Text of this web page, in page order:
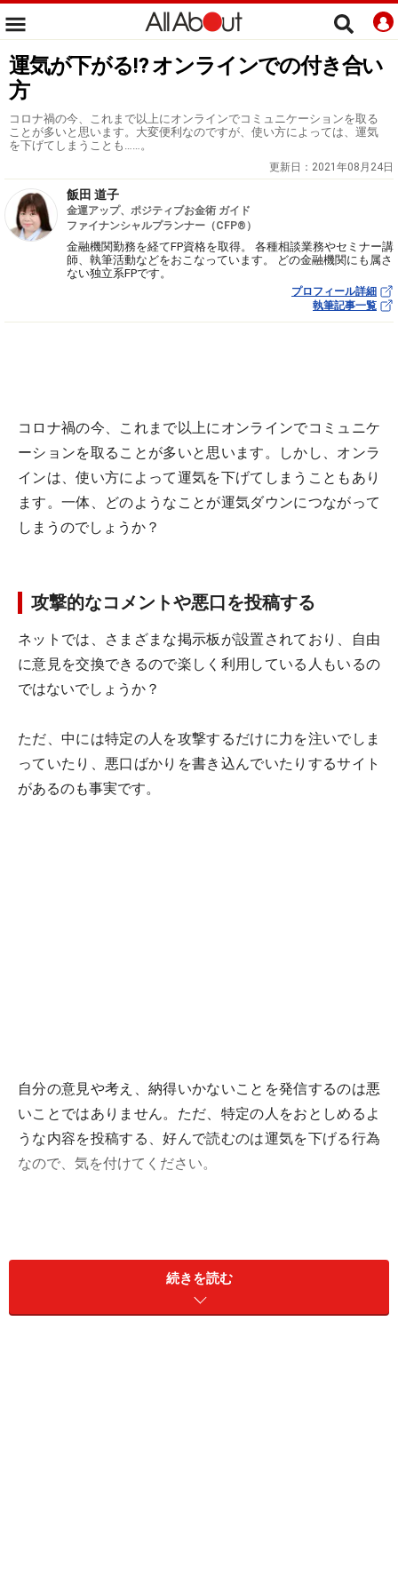
運気が下がる⁉ オンラインでの付き合い
方
コロナ禍の今、これまで以上にオンラインでコミュニケーションを取る
ことが多いと思います。大変便利なのですが、使い方によっては、運気
を下げてしまうことも……。
更新日： 2021年08月24日
飯田 道子
金運アップ、ポジティブお金術 ガイド
ファイナンシャルプランナー（CFP®）
金融機関勤務を経てFP資格を取得。 各種相談業務やセミナー講
師、執筆活動などをおこなっています。 どの金融機関にも属さ
ない独立系FPです。
プロフィール詳細
執筆記事一覧
コロナ禍の今、これまで以上にオンラインでコミュニケ
ーションを取ることが多いと思います。しかし、オンラ
インは、使い方によって運気を下げてしまうこともあり
ます。一体、どのようなことが運気ダウンにつながって
しまうのでしょうか？
攻撃的なコメントや悪口を投稿する
ネットでは、さまざまな掲示板が設置されており、自由
に意見を交換できるので楽しく利用している人もいるの
ではないでしょうか？
ただ、中には特定の人を攻撃するだけに力を注いでしま
っていたり、悪口ばかりを書き込んでいたりするサイト
があるのも事実です。
自分の意見や考え、納得いかないことを発信するのは悪
いことではありません。ただ、特定の人をおとしめるよ
うな内容を投稿する、好んで読むのは運気を下げる行為
なので、気を付けてください。
納得いかないことがあったとき、責めるような口調のま
まオンラインで発言したり、メールをしたりするケース
続きを読む